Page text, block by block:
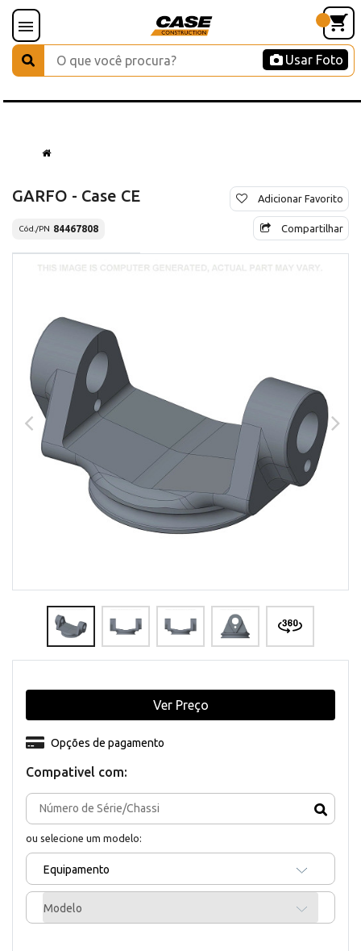
Usar Foto
GARFO - Case CE
Cód./PN 84467808
Adicionar Favorito
Compartilhar
Compativel com:
ou selecione um modelo:
Equipamento
Modelo
Opções de pagamento
Ver Preço